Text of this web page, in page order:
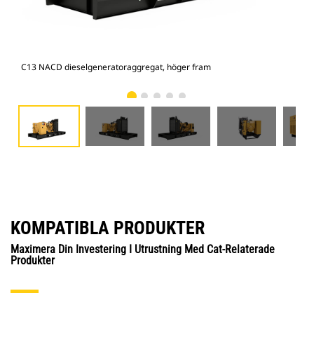
C13 NACD dieselgeneratoraggregat, höger fram
KOMPATIBLA PRODUKTER
Maximera Din Investering I Utrustning Med Cat-Relaterade
Produkter